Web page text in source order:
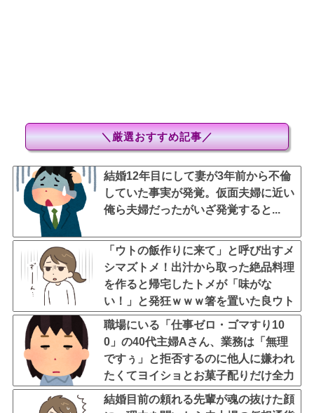
＼厳選おすすめ記事／
結婚12年目にして妻が3年前から不倫
していた事実が発覚。仮面夫婦に近い
俺ら夫婦だったがいざ発覚すると...
「ウトの飯作りに来て」と呼び出すメ
シマズトメ！出汁から取った絶品料理
を作ると帰宅したトメが「味がな
い！」と発狂ｗｗｗ箸を置いた良ウト
が言い放った言葉とは←良ウトさんの
神対応にスカッとする
職場にいる「仕事ゼロ・ゴマすり10
0」の40代主婦Aさん、業務は「無理
ですぅ」と拒否するのに他人に嫌われ
たくてヨイショとお菓子配りだけ全力
すぎる
結婚目前の頼れる先輩が魂の抜けた顔